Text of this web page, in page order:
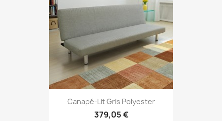
Canapé-Lit Gris Polyester
379,05 €